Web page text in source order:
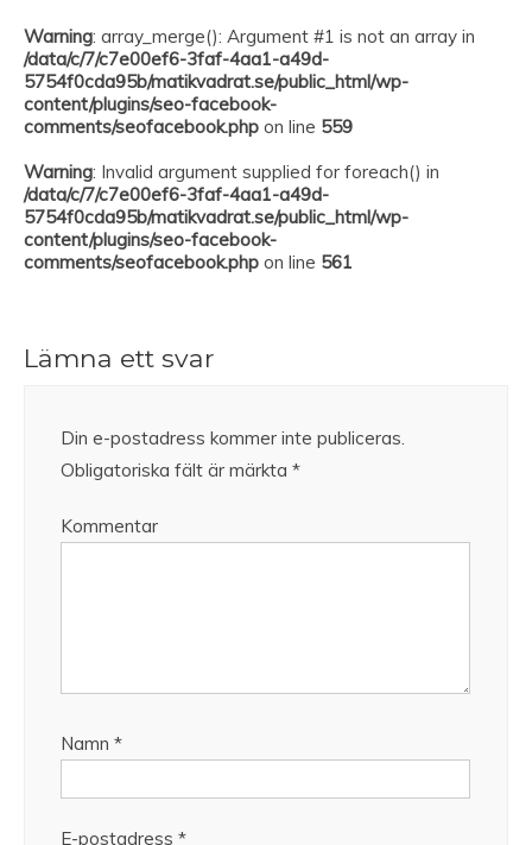
Warning: array_merge(): Argument #1 is not an array in
/data/c/7/c7e00ef6-3faf-4aa1-a49d-
5754f0cda95b/matikvadrat.se/public_html/wp-
content/plugins/seo-facebook-
comments/seofacebook.php on line 559
Warning: Invalid argument supplied for foreach() in
/data/c/7/c7e00ef6-3faf-4aa1-a49d-
5754f0cda95b/matikvadrat.se/public_html/wp-
content/plugins/seo-facebook-
comments/seofacebook.php on line 561
Lämna ett svar
Din e-postadress kommer inte publiceras.
Obligatoriska fält är märkta *
Kommentar
Namn *
E-postadress *